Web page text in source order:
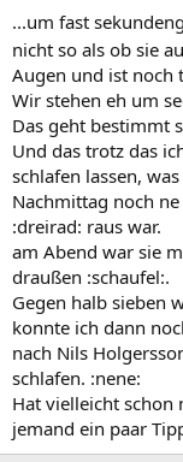
r
t
e
r
u
m
...um fast
nicht so als ob sie
Augen und ist noch
Wir stehen eh um
Das geht bestimmt
Und das trotz das
schlafen lassen,
Nachmittag noch
:dreirad: raus war.
am Abend war sie
draußen :schaufel:.
Gegen halb sieben
konnte ich dann
nach Nils
schlafen. :nene:
Hat vielleicht schon
jemand ein paar